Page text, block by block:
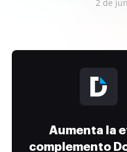
2 de
Aumenta la
complemento